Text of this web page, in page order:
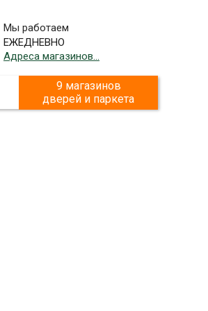
Мы работаем
ЕЖЕДНЕВНО
Адреса магазинов...
9 магазинов
дверей и паркета